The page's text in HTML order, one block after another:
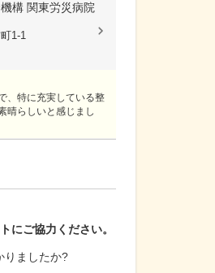
にご協力ください。
りましたか?
構 関東労災病院
1-1
、特に充実している整
晴らしいと感じまし